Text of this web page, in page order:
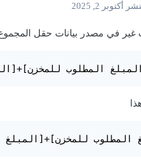
أكتوبر 2, 2025
في مصدر بيانات حقل